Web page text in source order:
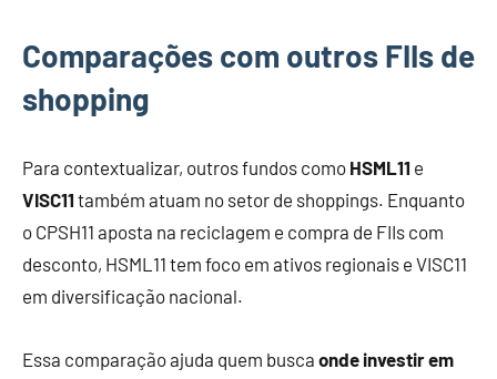
Comparações com outros FIIs de
shopping
Para contextualizar, outros fundos como HSML11 e
VISC11 também atuam no setor de shoppings. Enquanto
o CPSH11 aposta na reciclagem e compra de FIIs com
desconto, HSML11 tem foco em ativos regionais e VISC11
em diversificação nacional.
Essa comparação ajuda quem busca onde investir em